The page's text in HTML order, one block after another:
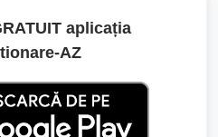
2002
aplicația